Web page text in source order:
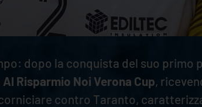
dopo la conquista del suo primo
Al Risparmio Noi Verona Cup,
contro Taranto,